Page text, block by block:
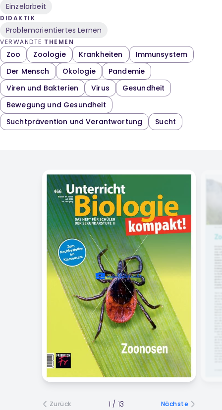
Einzelarbeit
DIDAKTIK
Problemorientiertes Lernen
VERWANDTE THEMEN
Zoo Zoologie Krankheiten
Immunsystem
Der Mensch
Ökologie
Pandemie
Viren und Bakterien
Virus
Gesundheit
Bewegung und Gesundheit
Suchtprävention und Verantwortung
Sucht
Zurück 1 / 13 Nächste